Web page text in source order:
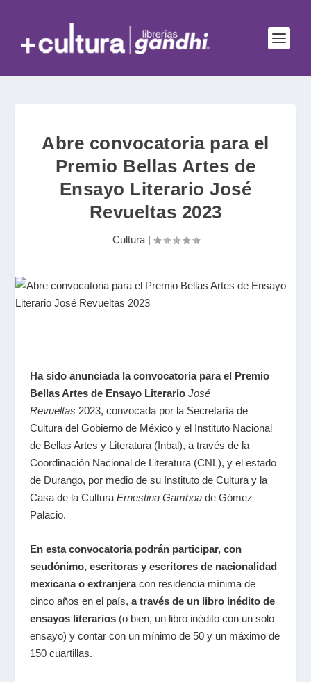
Abre convocatoria para el
Premio Bellas Artes de
Ensayo Literario José
Revueltas 2023
Cultura|
Ha sido anunciada la convocatoria para el Premio
Bellas Artes de Ensayo Literario José
Revueltas 2023, convocada por la Secretaría de
Cultura del Gobierno de México y el Instituto Nacional
de Bellas Artes y Literatura (Inbal), a través de la
Coordinación Nacional de Literatura (CNL), y el estado
de Durango, por medio de su Instituto de Cultura y la
Casa de la Cultura Ernestina Gamboa de Gómez
Palacio.
En esta convocatoria podrán participar, con
seudónimo, escritoras y escritores de nacionalidad
mexicana o extranjeracon residencia mínima de
cinco años en el país, a través de un libro inédito de
ensayos literarios(o bien, un libro inédito con un solo
ensayo) y contar con un mínimo de 50 y un máximo de
150 cuartillas.